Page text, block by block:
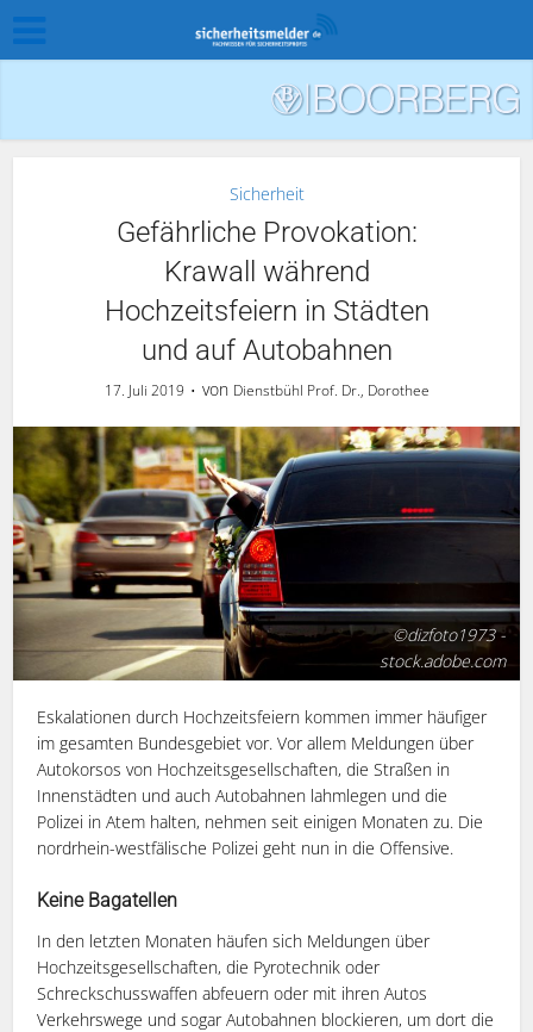
Sicherheit
Gefährliche Provokation:
Krawall während
Hochzeitsfeiern in Städten
und auf Autobahnen
17. Juli 2019 von Dienstbühl Prof. Dr., Dorothee
©dizfoto1973 -
stock.adobe.com
Eskalationen durch Hochzeitsfeiern kommen immer häufiger
im gesamten Bundesgebiet vor. Vor allem Meldungen über
Autokorsos von Hochzeitsgesellschaften, die Straßen in
Innenstädten und auch Autobahnen lahmlegen und die
Polizei in Atem halten, nehmen seit einigen Monaten zu. Die
nordrhein-westfälische Polizei geht nun in die Offensive.
Keine Bagatellen
In den letzten Monaten häufen sich Meldungen über
Hochzeitsgesellschaften, die Pyrotechnik oder
Schreckschusswaffen abfeuern oder mit ihren Autos
Verkehrswege und sogar Autobahnen blockieren, um dort die